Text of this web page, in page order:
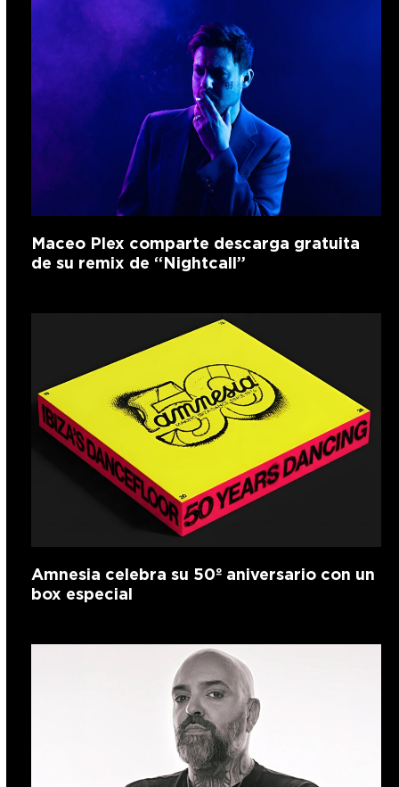
Maceo Plex comparte descarga gratuita
de su remix de “Nightcall”
Amnesia celebra su 50º aniversario con un
box especial